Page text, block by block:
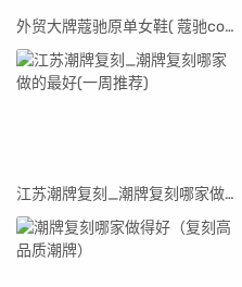
外贸大牌蔻驰原单女鞋( 蔻驰coach奢侈品女鞋 )
江苏潮牌复刻_潮牌复刻哪家做的最好(一周推荐)